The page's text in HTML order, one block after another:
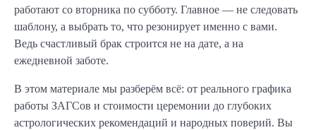
работают со вторника по субботу. Главное — не следовать
шаблону, а выбрать то, что резонирует именно с вами.
Ведь счастливый брак строится не на дате, а на
ежедневной заботе.
В этом материале мы разберём всё: от реального графика
работы ЗАГСов и стоимости церемонии до глубоких
астрологических рекомендаций и народных поверий. Вы